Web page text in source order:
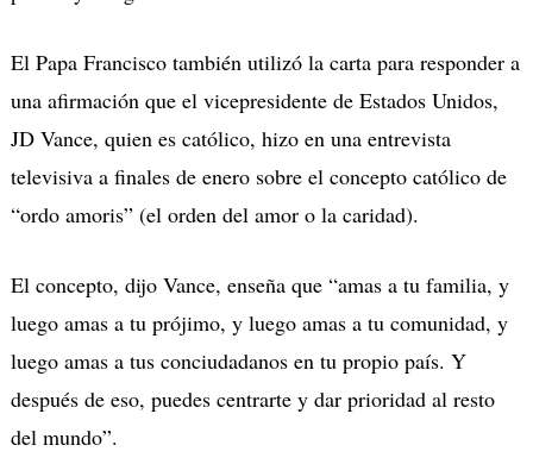
El Papa Francisco también utilizó la carta para responder a
una afirmación que el vicepresidente de Estados Unidos,
JD Vance, quien es católico, hizo en una entrevista
televisiva a finales de enero sobre el concepto católico de
“ordo amoris” (el orden del amor o la caridad).
El concepto, dijo Vance, enseña que “amas a tu familia, y
luego amas a tu prójimo, y luego amas a tu comunidad, y
luego amas a tus conciudadanos en tu propio país. Y
después de eso, puedes centrarte y dar prioridad al resto
del mundo”.